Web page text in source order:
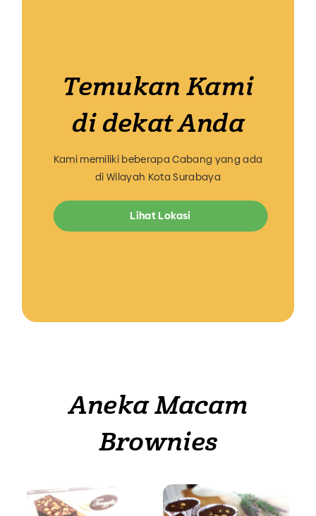
Temukan Kami
di dekat Anda
Kami memiliki beberapa Cabang yang ada
di Wilayah Kota Surabaya
Lihat Lokasi
Aneka Macam
Brownies